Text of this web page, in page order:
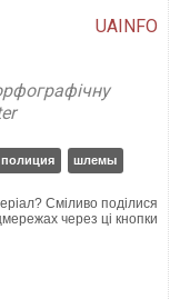
UAINFO
полиция шлемы
Сміливо поділися
через ці кнопки